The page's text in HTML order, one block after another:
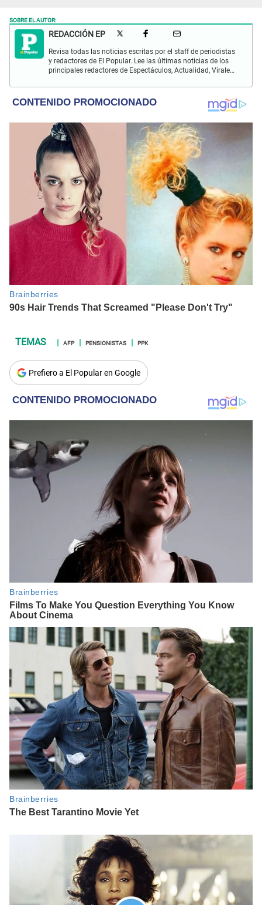
SOBRE EL AUTOR:
REDACCIÓN EP
Revisa todas las noticias escritas por el staff de periodistas
y redactores de El Popular. Lee las últimas noticias de los
principales redactores de Espectáculos, Actualidad, Virales,
AFP PENSIONISTAS PPK
Prefiero a El Popular en Google